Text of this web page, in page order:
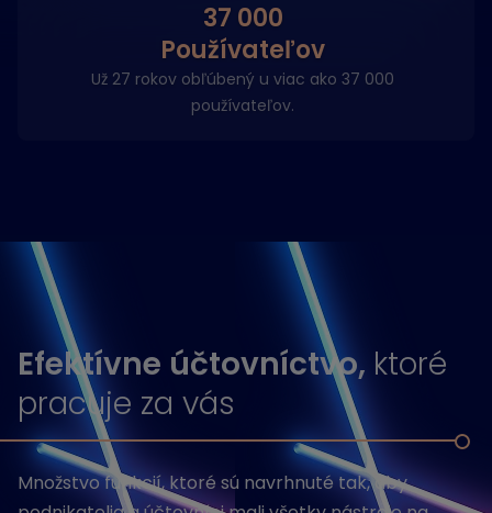
37 000
Používateľov
Už 27 rokov obľúbený u viac ako 37 000
používateľov.
Efektívne účtovníctvo, ktoré
pracuje za vás
Množstvo funkcií, ktoré sú navrhnuté tak, aby